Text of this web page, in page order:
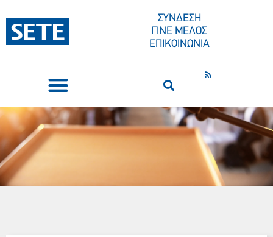
ΣΥΝΔΕΣΗ
ΓΙΝΕ ΜΕΛΟΣ
ΕΠΙΚΟΙΝΩΝΙΑ